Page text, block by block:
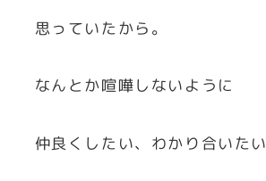
思っていたから。
なんとか喧嘩しないように
仲良くしたい、わかり合いたい